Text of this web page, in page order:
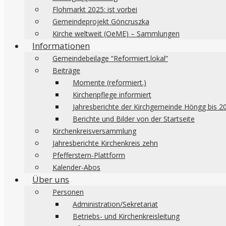
Flohmarkt 2025: ist vorbei
Gemeindeprojekt Göncruszka
Kirche weltweit (OeME) – Sammlungen
Informationen
Gemeindebeilage “Reformiert.lokal”
Beiträge
Momente (reformiert.)
Kirchenpflege informiert
Jahresberichte der Kirchgemeinde Höngg bis
Berichte und Bilder von der Startseite
Kirchenkreisversammlung
Jahresberichte Kirchenkreis zehn
Pfefferstern-Plattform
Kalender-Abos
Über uns
Personen
Administration/Sekretariat
Betriebs- und Kirchenkreisleitung